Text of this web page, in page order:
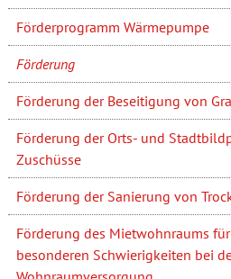
Förderprogramm Wärmepumpe
Förderung
Förderung der Beseitigung von
Förderung der Orts- und
Zuschüsse
Förderung der Sanierung von
Förderung des Mietwohnraums
besonderen Schwierigkeiten bei